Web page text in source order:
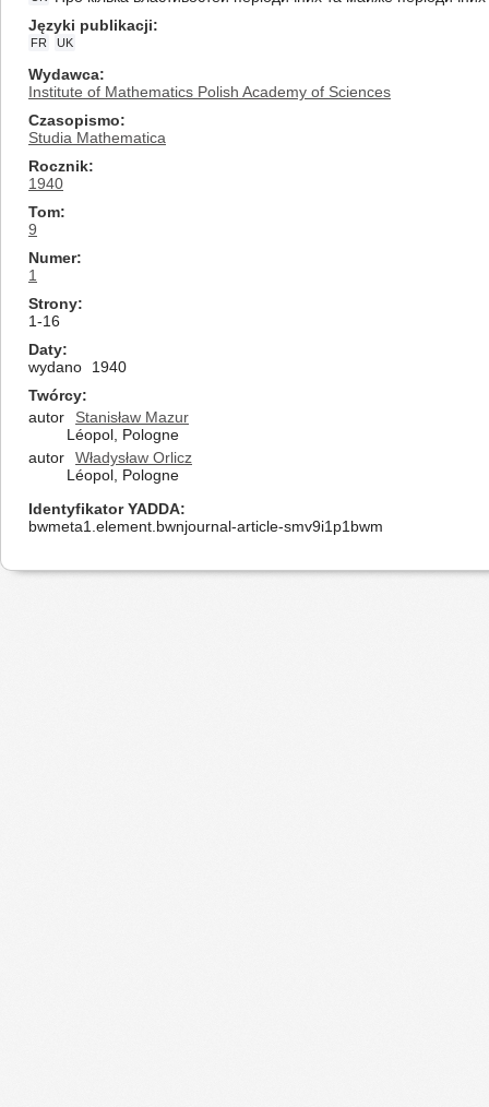
Języki publikacji
FR UK
Wydawca
Institute of Mathematics Polish Academy of Sciences
Czasopismo
Studia Mathematica
Rocznik
1940
Tom
9
Numer
1
Strony
1-16
Daty
wydano
1940
Twórcy
autor
Stanisław Mazur
Léopol, Pologne
autor
Władysław Orlicz
Léopol, Pologne
Identyfikator YADDA
bwmeta1.element.bwnjournal-article-smv9i1p1bwm